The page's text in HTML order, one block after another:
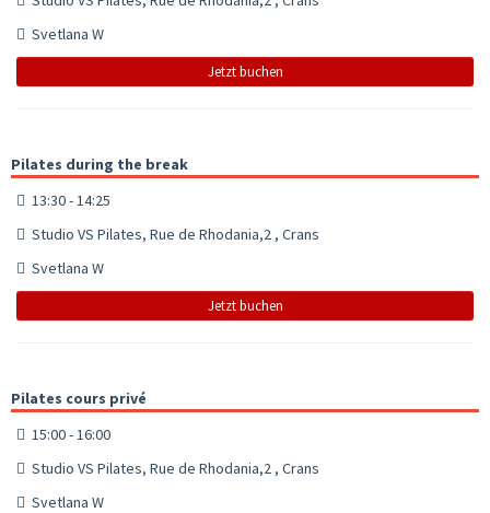
Svetlana W
Jetzt buchen
Pilates during the break
13:30 - 14:25
Studio VS Pilates, Rue de Rhodania,2 , Crans
Svetlana W
Jetzt buchen
Pilates cours privé
15:00 - 16:00
Studio VS Pilates, Rue de Rhodania,2 , Crans
Svetlana W